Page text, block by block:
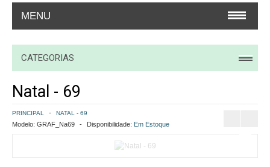
MENU
A EMPRESA
CONTATO
COMO COMPRAR
POLÍTICA DE FRETE GRÁTIS
CATEGORIAS
Natal - 69
PRINCIPAL NATAL - 69
Modelo: GRAF_Na69 Disponibilidade: Em Estoque